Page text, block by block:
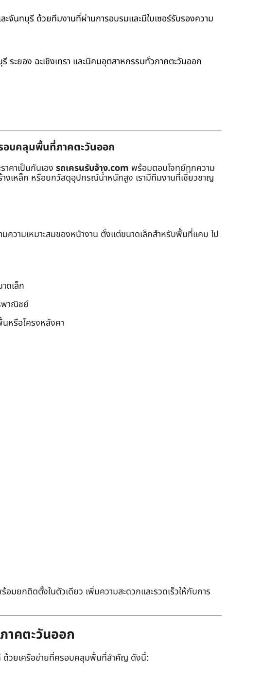
นทบุรี ด้วยทีมงานที่ผ่านการอบรมและมีใบเซอร์รับรองความ
ะยอง ฉะเชิงเทรา และนิคมอุตสาหกรรมทั่วภาคตะวันออก
อบคลุมพื้นที่ภาคตะวันออก
คาเป็นกันเอง รถเครนรับจ้าง.com พร้อมตอบโจทย์ทุกความ
างเหล็ก หรือยกวัสดุอุปกรณ์น้ำหนักสูง เรามีทีมงานที่เชี่ยวชาญ
ความเหมาะสมของหน้างาน ตั้งแต่ขนาดเล็กสำหรับพื้นที่แคบ ไป
ดเล็ก
พาณิชย์
หรือโครงหลังคา
อมยกติดตั้งในตัวเดียว เพิ่มความสะดวกและรวดเร็วให้กับการ
าคตะวันออก
ด้วยเครือข่ายที่ครอบคลุมพื้นที่สำคัญ ดังนี้: